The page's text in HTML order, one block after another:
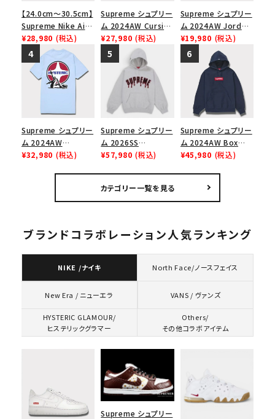
【24.0cm～30.5cm】
Supreme Nike Air
Force 1 Low シュプ
リーム ナイキエアフォ
ース１スニーカー シ
ューズ ホワイト
¥28,980 (税込)
Supreme シュプリー
ム 2024AW Cursive
S/S Top カーシブシ
ョートスリーブトップ
Tシャツ ブラック 黒
¥27,980 (税込)
Supreme シュプリー
ム 2024AW Jordan
Drawstring Bag ジ
ョーダンドローストリ
ングバッグ バックパッ
ク ブラック 黒
¥19,980 (税込)
Supreme シュプリー
ム 2024AW
Hysteric Glamour
¥32,980 (税込)
Supreme シュプリー
ム 2026SS
Ghostface Arc
ストフェイス アークフ
ーデッドスウェット パ
ー
¥57,980 (税込)
Supreme シュプリー
ム 2024AW Box
Logo Hooded
ネイビー 紺
¥45,980 (税込)
カテゴリー一覧を見る
ブランドコラボレーション人気ランキング
NIKE /ナイキ North Face/ノースフェイス
New Era / ニューエラ VANS / ヴァンズ
HYSTERIC GLAMOUR/
ヒステリックグラマー
Others/
その他コラボアイテム
Supreme シュプリー